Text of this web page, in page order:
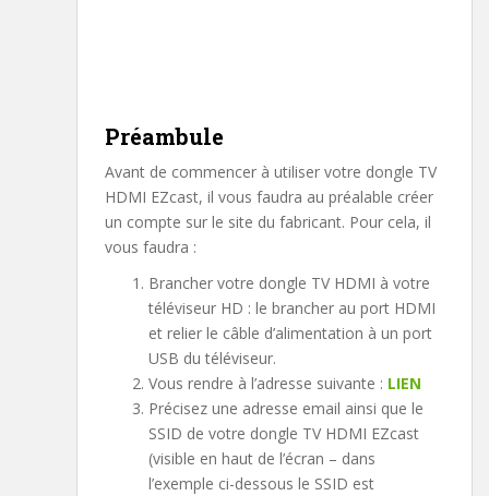
Préambule
Avant de commencer à utiliser votre dongle TV
HDMI EZcast, il vous faudra au préalable créer
un compte sur le site du fabricant. Pour cela, il
vous faudra :
Brancher votre dongle TV HDMI à votre
téléviseur HD : le brancher au port HDMI
et relier le câble d’alimentation à un port
USB du téléviseur.
Vous rendre à l’adresse suivante : LIEN
Précisez une adresse email ainsi que le
SSID de votre dongle TV HDMI EZcast
(visible en haut de l’écran – dans
l’exemple ci-dessous le SSID est